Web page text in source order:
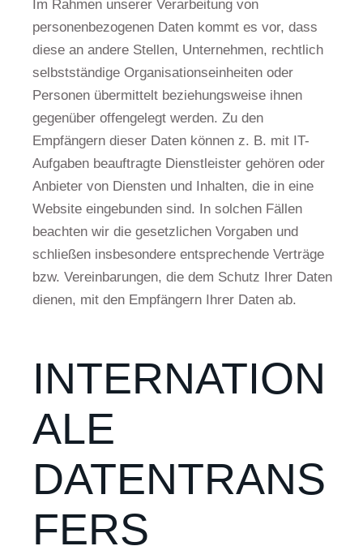
Im Rahmen unserer Verarbeitung von
personenbezogenen Daten kommt es vor, dass
diese an andere Stellen, Unternehmen, rechtlich
selbstständige Organisationseinheiten oder
Personen übermittelt beziehungsweise ihnen
gegenüber offengelegt werden. Zu den
Empfängern dieser Daten können z. B. mit IT-
Aufgaben beauftragte Dienstleister gehören oder
Anbieter von Diensten und Inhalten, die in eine
Website eingebunden sind. In solchen Fällen
beachten wir die gesetzlichen Vorgaben und
schließen insbesondere entsprechende Verträge
bzw. Vereinbarungen, die dem Schutz Ihrer Daten
dienen, mit den Empfängern Ihrer Daten ab.
INTERNATION
ALE
DATENTRANS
FERS